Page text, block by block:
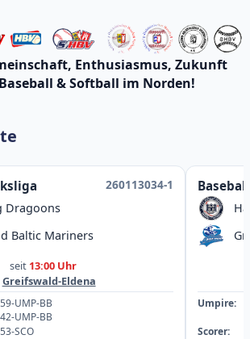
Enthusiasmus, Zukunft
& Softball im Norden!
260113034-1
Dragoons
Baltic Mariners
seit 13:00 Uhr
Greifswald-Eldena
UMP-BB
UMP-BB
SCO
Umpire:
Scorer: